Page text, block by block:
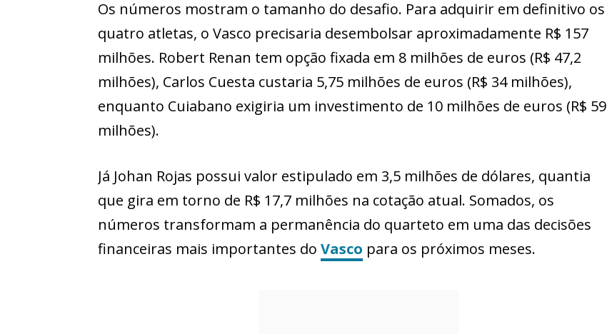
Os números mostram o tamanho do desafio. Para adquirir em definitivo os
quatro atletas, o Vasco precisaria desembolsar aproximadamente R$ 157
milhões. Robert Renan tem opção fixada em 8 milhões de euros (R$ 47,2
milhões), Carlos Cuesta custaria 5,75 milhões de euros (R$ 34 milhões),
enquanto Cuiabano exigiria um investimento de 10 milhões de euros (R$ 59
milhões).
Já Johan Rojas possui valor estipulado em 3,5 milhões de dólares, quantia
que gira em torno de R$ 17,7 milhões na cotação atual. Somados, os
números transformam a permanência do quarteto em uma das decisões
financeiras mais importantes do Vasco para os próximos meses.